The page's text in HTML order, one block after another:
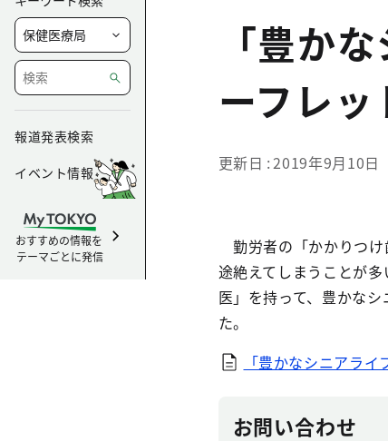
報道発表検索
イベント情報
おすすめの情報を
テーマごとに発信
「豊か
ーフレッ
更新日 2019年9月10日
勤労者の「かかりつけ
途絶えてしまうことが
医」を持って、豊かな
た。
「豊かなシニアラ
お問い合わせ